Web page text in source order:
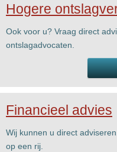
Hogere
Ook voor u? Vraag direct
ontslagadvocaten.
Financieel advies
Wij kunnen u direct
op een rij.